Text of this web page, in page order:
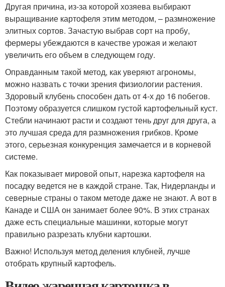
Другая причина, из-за которой хозяева выбирают
выращивание картофеля этим методом, – размножение
элитных сортов. Зачастую выбрав сорт на пробу,
фермеры убеждаются в качестве урожая и желают
увеличить его объем в следующем году.
Оправданным такой метод, как уверяют агрономы,
можно назвать с точки зрения физиологии растения.
Здоровый клубень способен дать от 4-х до 16 побегов.
Поэтому образуется слишком густой картофельный куст.
Стебли начинают расти и создают тень друг для друга, а
это лучшая среда для размножения грибков. Кроме
этого, серьезная конкуренция замечается и в корневой
системе.
Как показывает мировой опыт, нарезка картофеля на
посадку ведется не в каждой стране. Так, Нидерланды и
северные страны о таком методе даже не знают. А вот в
Канаде и США он занимает более 90%. В этих странах
даже есть специальные машинки, которые могут
правильно разрезать клубни картошки.
Важно! Используя метод деления клубней, лучше
отобрать крупный картофель.